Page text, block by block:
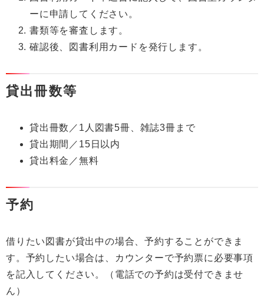
ーに申請してください。
書類等を審査します。
確認後、図書利用カードを発行します。
貸出冊数等
貸出冊数／1人図書5冊、雑誌3冊まで
貸出期間／15日以内
貸出料金／無料
予約
借りたい図書が貸出中の場合、予約することができま
す。予約したい場合は、カウンターで予約票に必要事項
を記入してください。（電話での予約は受付できませ
ん）